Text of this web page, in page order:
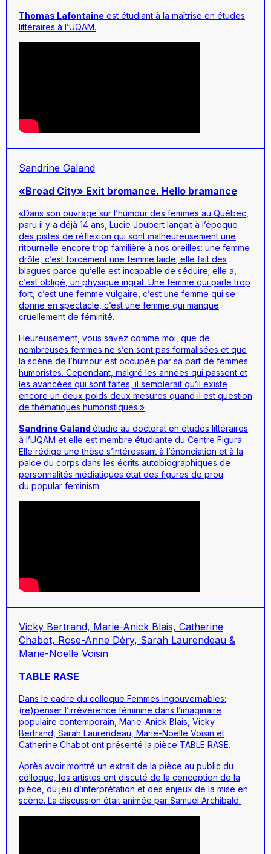
Thomas Lafontaine est étudiant à la maîtrise en études
littéraires à l’UQAM.
Sandrine Galand
«Broad City» Exit bromance. Hello bramance
«Dans son ouvrage sur l’humour des femmes au Québec,
paru il y a déjà 14 ans, Lucie Joubert lançait à l’époque
des pistes de réflexion qui sont malheureusement une
ritournelle encore trop familière à nos oreilles: une femme
drôle, c’est forcément une femme laide; elle fait des
blagues parce qu’elle est incapable de séduire; elle a,
c’est obligé, un physique ingrat. Une femme qui parle trop
fort, c’est une femme vulgaire, c’est une femme qui se
donne en spectacle, c’est une femme qui manque
cruellement de féminité.
Heureusement, vous savez comme moi, que de
nombreuses femmes ne s’en sont pas formalisées et que
la scène de l’humour est occupée par sa part de femmes
humoristes. Cependant, malgré les années qui passent et
les avancées qui sont faites, il semblerait qu’il existe
encore un deux poids deux mesures quand il est question
de thématiques humoristiques.»
Sandrine Galand étudie au doctorat en études littéraires
à l’UQAM et elle est membre étudiante du Centre Figura.
Elle rédige une thèse s’intéressant à l’énonciation et à la
palce du corps dans les écrits autobiographiques de
personnalités médiatiques état des figures de prou
du popular feminism.
Vicky Bertrand, Marie-Anick Blais, Catherine
Chabot, Rose-Anne Déry, Sarah Laurendeau &
Marie-Noëlle Voisin
TABLE RASE
Dans le cadre du colloque Femmes ingouvernables:
(re)penser l’irrévérence féminine dans l’imaginaire
populaire contemporain , Marie-Anick Blais, Vicky
Bertrand, Sarah Laurendeau, Marie-Noëlle Voisin et
Catherine Chabot ont présenté la pièce TABLE RASE.
Après avoir montré un extrait de la pièce au public du
colloque, les artistes ont discuté de la conception de la
pièce, du jeu d’interprétation et des enjeux de la mise en
scène. La discussion était animée par Samuel Archibald.